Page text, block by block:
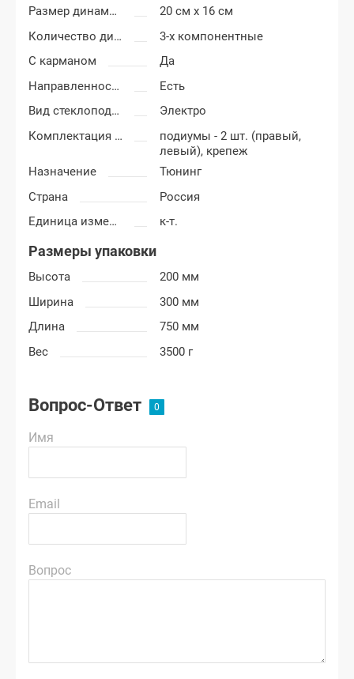
Размер динамиков
20 см x 16 см
Количество динамиков
3-х компонентные
С карманом
Да
Направленность
Есть
Вид стеклоподъемников
Электро
Комплектация подиумов
подиумы - 2 шт. (правый,
левый), крепеж
Назначение
Тюнинг
Страна
Россия
Единица измерения
к-т.
Размеры упаковки
Высота
200 мм
Ширина
300 мм
Длина
750 мм
Вес
3500 г
Вопрос-Ответ
Имя
Email
Вопрос